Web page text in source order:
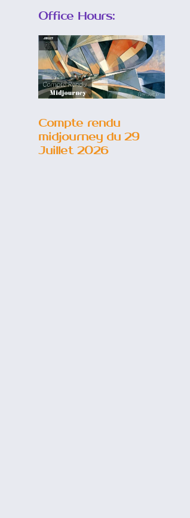
Office Hours:
Compte
rendu
midjourney
du 29 Juillet
2026
Compte rendu
midjourney du 29
Juillet 2026